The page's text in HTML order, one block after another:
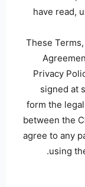
have read,
These
Privacy
signed at
form the
between the
agree to any
using